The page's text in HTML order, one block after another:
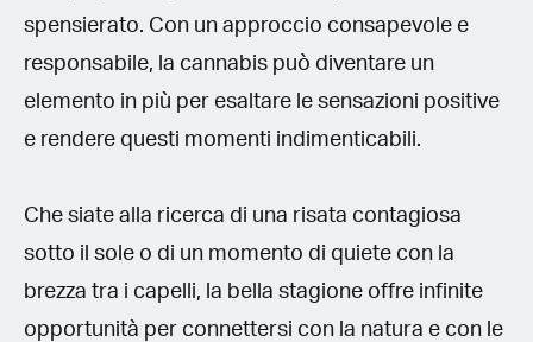
spensierato. Con un approccio consapevole e
responsabile, la cannabis può diventare un
elemento in più per esaltare le sensazioni positive
e rendere questi momenti indimenticabili.
Che siate alla ricerca di una risata contagiosa
sotto il sole o di un momento di quiete con la
brezza tra i capelli, la bella stagione offre infinite
opportunità per connettersi con la natura e con le